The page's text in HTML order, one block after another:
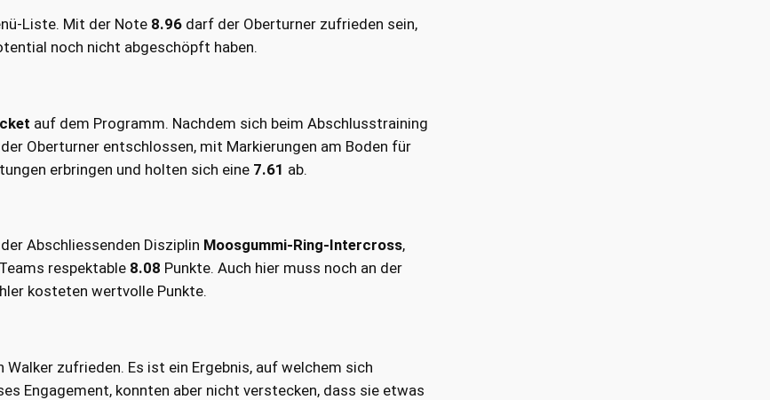
Liste. Mit der Note 8.96 darf der Oberturner zufrieden sein,
noch nicht abgeschöpft haben.
auf dem Programm. Nachdem sich beim Abschlusstraining
Oberturner entschlossen, mit Markierungen am Boden für
erbringen und holten sich eine 7.61 ab.
Abschliessenden Disziplin Moosgummi-Ring-Intercross,
respektable 8.08 Punkte. Auch hier muss noch an der
kosteten wertvolle Punkte.
zufrieden. Es ist ein Ergebnis, auf welchem sich
Engagement, konnten aber nicht verstecken, dass sie etwas